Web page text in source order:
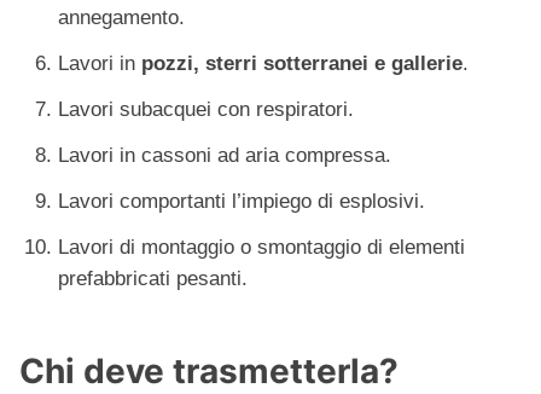
annegamento.
Lavori in pozzi, sterri sotterranei e gallerie.
Lavori subacquei con respiratori.
Lavori in cassoni ad aria compressa.
Lavori comportanti l’impiego di esplosivi.
Lavori di montaggio o smontaggio di elementi
prefabbricati pesanti.
Chi deve trasmetterla?